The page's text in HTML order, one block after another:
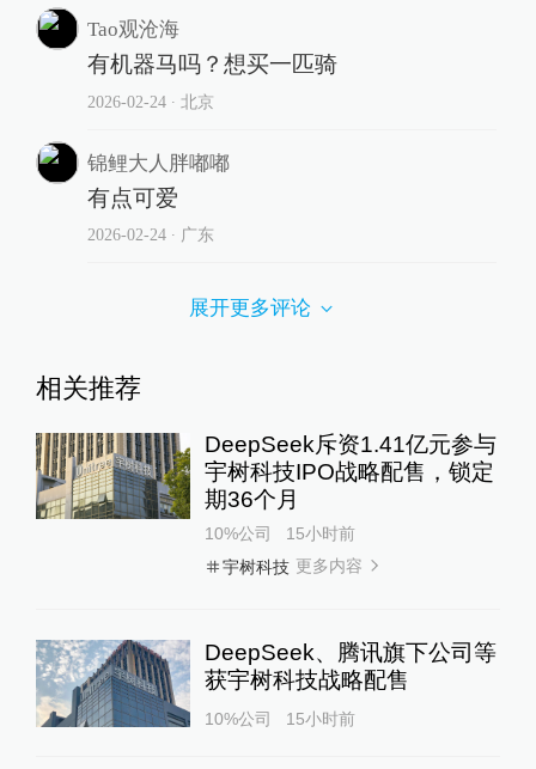
Tao观沧海
有机器马吗？想买一匹骑
2026-02-24∙ 北京
锦鲤大人胖嘟嘟
有点可爱
2026-02-24∙ 广东
展开更多评论
相关推荐
DeepSeek斥资1.41亿元参与
宇树科技IPO战略配售，锁定
期36个月
10%公司
15小时前
宇树科技 更多内容
DeepSeek、腾讯旗下公司等
获宇树科技战略配售
10%公司 15小时前